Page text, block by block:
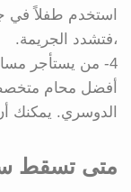
استخدم طفلاً في
،فتشدد الجريمة.
4- من يستأجر مساحة بالمال أو يديرها لتعاطي المخدرات.
أفضل محام
الدوسري. يمكنك
متى تسقط